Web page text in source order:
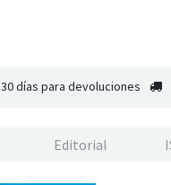
30 días para devoluciones